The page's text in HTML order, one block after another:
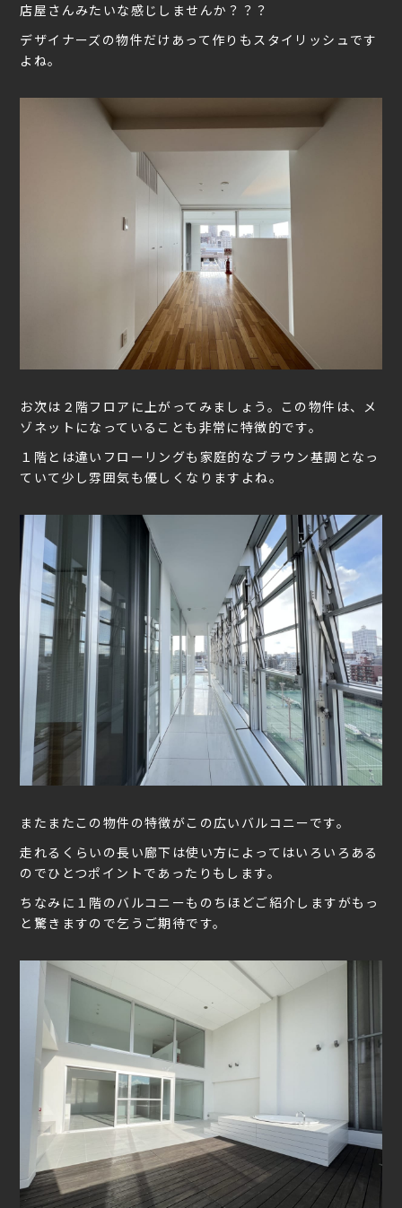
店屋さんみたいな感じしませんか？？？
デザイナーズの物件だけあって作りもスタイリッシュです
よね。
お次は２階フロアに上がってみましょう。この物件は、メ
ゾネットになっていることも非常に特徴的です。
１階とは違いフローリングも家庭的なブラウン基調となっ
ていて少し雰囲気も優しくなりますよね。
またまたこの物件の特徴がこの広いバルコニーです。
走れるくらいの長い廊下は使い方によってはいろいろある
のでひとつポイントであったりもします。
ちなみに１階のバルコニーものちほどご紹介しますがもっ
と驚きますので乞うご期待です。